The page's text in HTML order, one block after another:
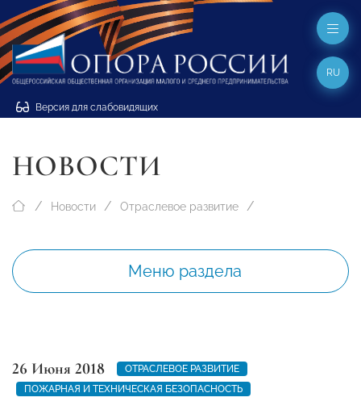
Версия для слабовидящих
RU
НОВОСТИ
Новости Отраслевое развитие
Меню раздела
26 Июня 2018
ОТРАСЛЕВОЕ РАЗВИТИЕ
ПОЖАРНАЯ И ТЕХНИЧЕСКАЯ БЕЗОПАСНОСТЬ